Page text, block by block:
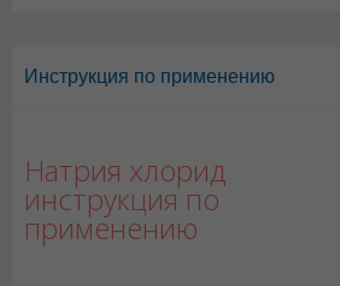
Инструкция по применению
Натрия хлорид
инструкция по
применению